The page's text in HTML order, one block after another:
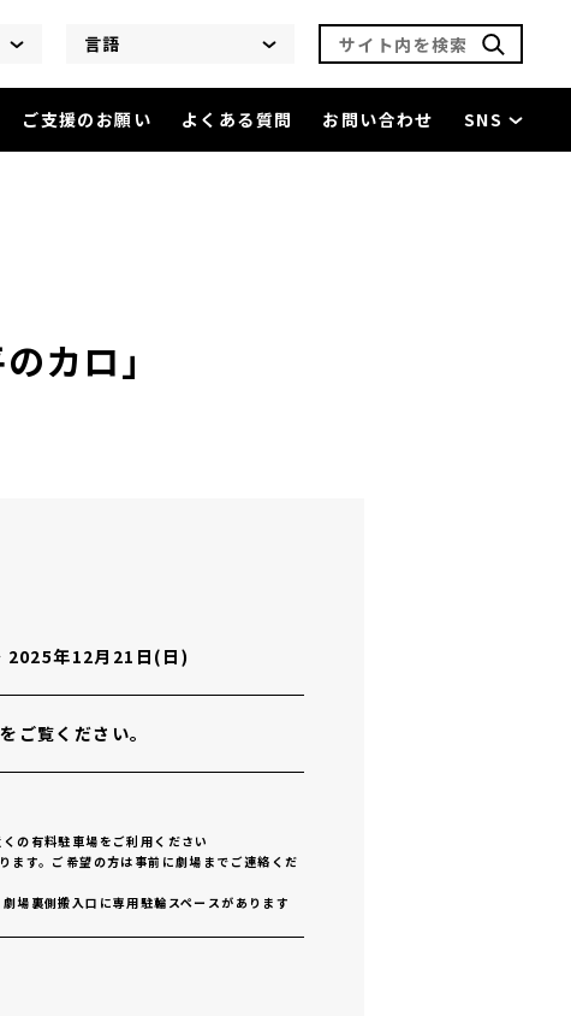
言語 サイト内を検索
ご支援のお願い よくある質問 お問い合わせ SNS
カロ」
2025年12月21日(日)
ご覧ください。
の有料駐車場をご利用ください
す。ご希望の方は事前に劇場までご連絡くだ
場裏側搬入口に専用駐輪スペースがあります
木島平のカロ」